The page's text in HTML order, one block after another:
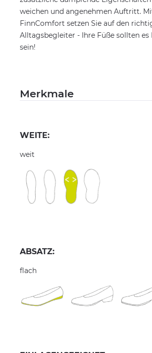
weichen und angenehmen Auftritt.
FinnComfort setzen Sie auf den
Alltagsbegleiter - Ihre Füße sollten es
sein!
Merkmale
WEITE:
weit
ABSATZ:
flach